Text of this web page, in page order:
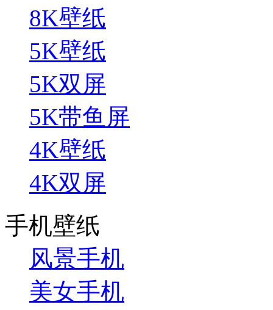
8K壁纸
5K壁纸
5K双屏
5K带鱼屏
4K壁纸
4K双屏
手机壁纸
风景手机
美女手机